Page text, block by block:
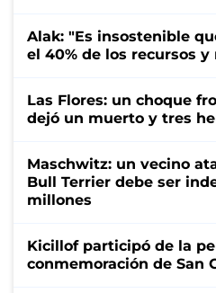
Alak: "Es insostenible
el 40% de los recursos y
Las Flores: un choque
dejó un muerto y tres
Maschwitz: un vecino
Bull Terrier debe ser
millones
Kicillof participó de la
conmemoración de San